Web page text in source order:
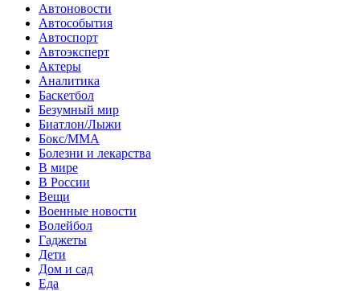
Автоновости
Автособытия
Автоспорт
Автоэксперт
Актеры
Аналитика
Баскетбол
Безумный мир
Биатлон/Лыжи
Бокс/MMA
Болезни и лекарства
В мире
В России
Вещи
Военные новости
Волейбол
Гаджеты
Дети
Дом и сад
Еда